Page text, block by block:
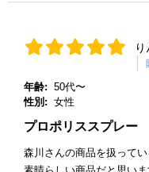
年齢: 50代〜
性別: 女性
プロポリススプレー
森川さんの商品を扱って